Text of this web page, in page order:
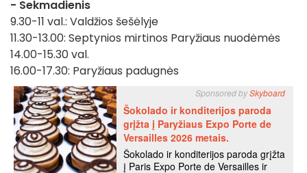
- Sekmadienis
9.30-11 val.: Valdžios šešėlyje
11.30-13.00: Septynios mirtinos Paryžiaus nuodėmės
14.00-15.30 val.
16.00-17.30: Paryžiaus padugnės